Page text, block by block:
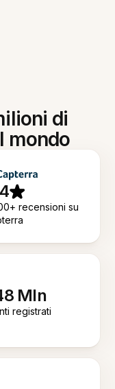
di
mondo
recensioni su
Mln
registrati